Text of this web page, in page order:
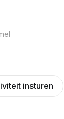
insturen